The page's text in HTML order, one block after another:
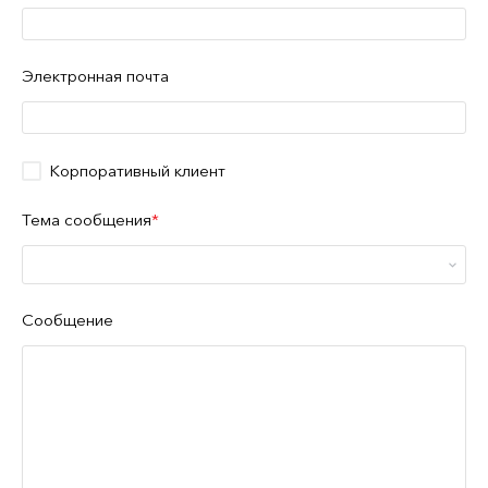
Электронная почта
Корпоративный клиент
Тема сообщения
Сообщение